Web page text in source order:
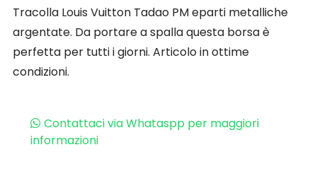
Tracolla Louis Vuitton Tadao PM eparti metalliche
argentate. Da portare a spalla questa borsa è
perfetta per tutti i giorni. Articolo in ottime
condizioni.
Contattaci via Whataspp per maggiori
informazioni